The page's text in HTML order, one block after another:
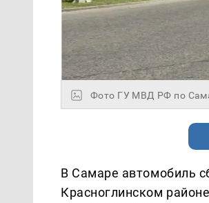
Фото ГУ МВД РФ по
В Самаре автомобиль
Красноглинском